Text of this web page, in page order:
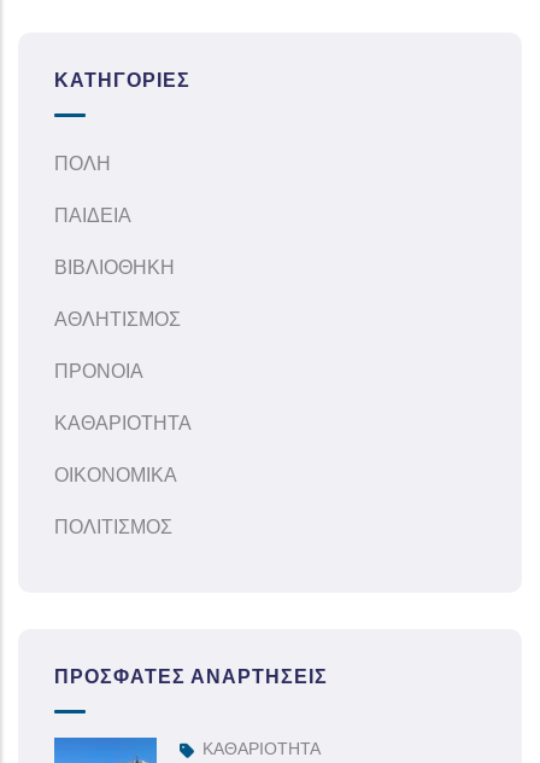
ΚΑΤΗΓΟΡΊΕΣ
ΠΟΛΗ
ΠΑΙΔΕΙΑ
ΒΙΒΛΙΟΘΗΚΗ
ΑΘΛΗΤΙΣΜΟΣ
ΠΡΟΝΟΙΑ
ΚΑΘΑΡΙΟΤΗΤΑ
ΟΙΚΟΝΟΜΙΚΑ
ΠΟΛΙΤΙΣΜΟΣ
ΠΡΌΣΦΑΤΕΣ ΑΝΑΡΤΉΣΕΙΣ
ΚΑΘΑΡΙΟΤΗΤΑ